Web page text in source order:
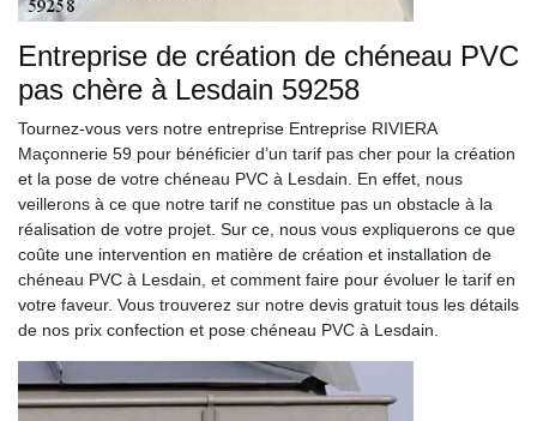
Entreprise de création de chéneau PVC
pas chère à Lesdain 59258
Tournez-vous vers notre entreprise Entreprise RIVIERA
Maçonnerie 59 pour bénéficier d’un tarif pas cher pour la création
et la pose de votre chéneau PVC à Lesdain. En effet, nous
veillerons à ce que notre tarif ne constitue pas un obstacle à la
réalisation de votre projet. Sur ce, nous vous expliquerons ce que
coûte une intervention en matière de création et installation de
chéneau PVC à Lesdain, et comment faire pour évoluer le tarif en
votre faveur. Vous trouverez sur notre devis gratuit tous les détails
de nos prix confection et pose chéneau PVC à Lesdain.